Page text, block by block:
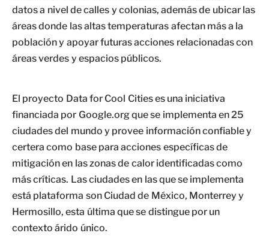
datos a nivel de calles y colonias, además de ubicar las
áreas donde las altas temperaturas afectan más a la
población y apoyar futuras acciones relacionadas con
áreas verdes y espacios públicos.
El proyecto Data for Cool Cities es una iniciativa
financiada por Google.org que se implementa en 25
ciudades del mundo y provee información confiable y
certera como base para acciones específicas de
mitigación en las zonas de calor identificadas como
más críticas. Las ciudades en las que se implementa
está plataforma son Ciudad de México, Monterrey y
Hermosillo, esta última que se distingue por un
contexto árido único.